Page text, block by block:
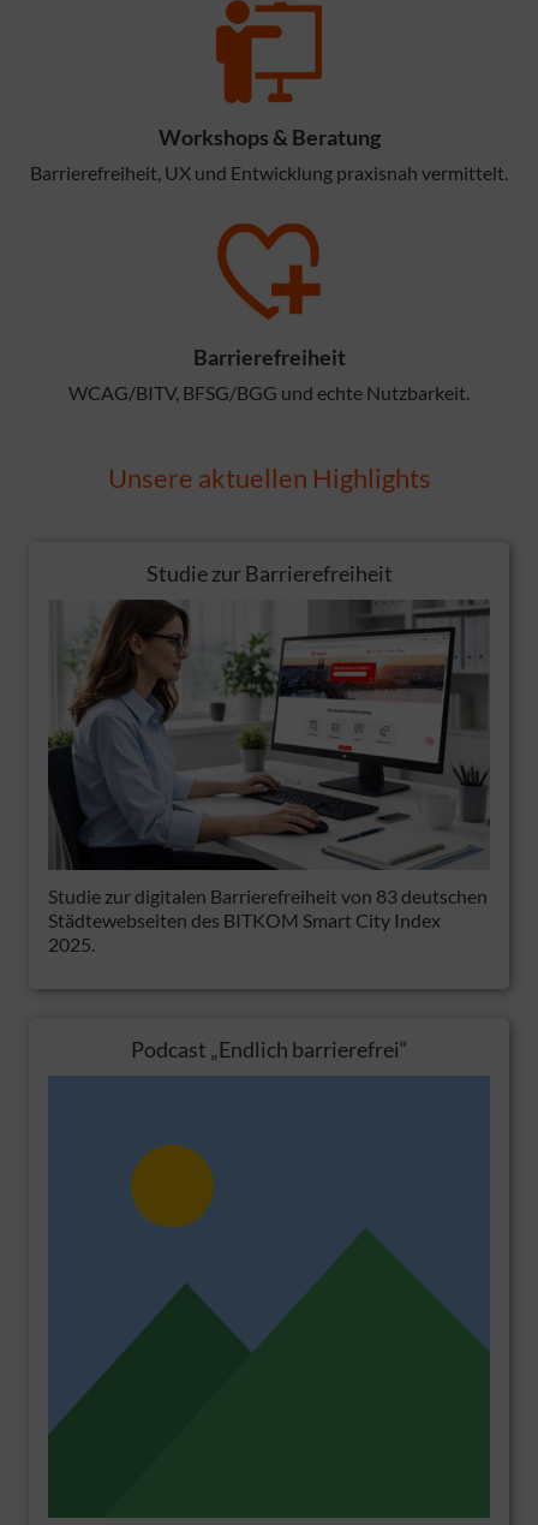
Workshops & Beratung
Barrierefreiheit, UX und Entwicklung praxisnah vermittelt.
Barrierefreiheit
WCAG/BITV, BFSG/BGG und echte Nutzbarkeit.
Unsere aktuellen Highlights
Studie zur Barrierefreiheit
Studie zur digitalen Barrierefreiheit von 83 deutschen
Städtewebseiten des BITKOM Smart City Index
2025.
Podcast „Endlich barrierefrei“